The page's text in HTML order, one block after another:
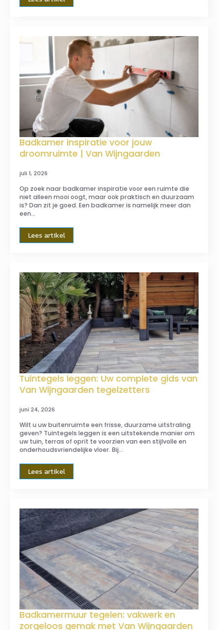
Badkamer inspiratie voor jouw
droomruimte | Van Wijngaarden
juli 1, 2026
Op zoek naar badkamer inspiratie voor een ruimte die
niet alleen mooi oogt, maar ook praktisch en duurzaam
is? Dan zit je goed. Een badkamer is namelijk meer dan
een…
Lees artikel
Tuintegels leggen: Uw complete gids van
Van Wijngaarden tegelzetters
juni 24, 2026
Wilt u uw buitenruimte een frisse, duurzame uitstraling
geven? Tuintegels leggen is een uitstekende manier om
uw tuin, terras of oprit te voorzien van een stijlvolle en
onderhoudsvriendelijke vloer. Bij…
Lees artikel
Badkamermuur tegelen: vakwerk en
zorgeloos gemak met Van Wijngaarden